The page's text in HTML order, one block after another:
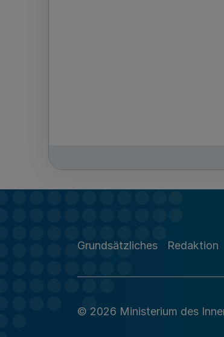
Grundsätzliches Redaktion
© 2026 Ministerium des